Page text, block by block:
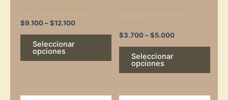
$9.100–$12.100
Seleccionar
opciones
the
product
page
$3.700–$5.000
Seleccionar
opciones